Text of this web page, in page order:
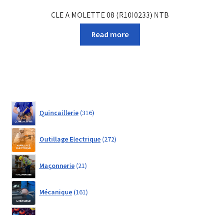
CLE A MOLETTE 08 (R10I0233) NTB
Read more
Quincaillerie 316products
Outillage Electrique 272products
Maçonnerie 21products
Mécanique 161products